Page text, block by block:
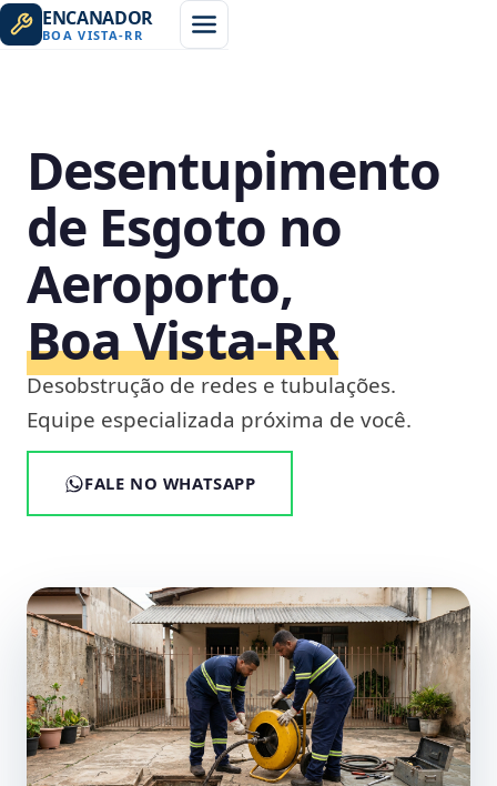
ENCANADOR
BOA VISTA-RR
Desentupimento
de Esgoto no
Aeroporto,
Boa Vista‑RR
Desobstrução de redes e tubulações.
Equipe especializada próxima de você.
FALE NO WHATSAPP